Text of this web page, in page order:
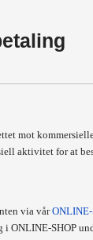
mot
aktivitet for at
via vårONLINE-
i ONLINE-SHOP